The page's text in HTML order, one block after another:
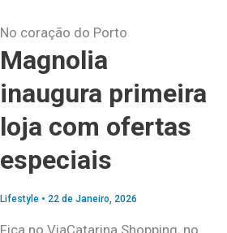
No coração do Porto
Magnolia
inaugura primeira
loja com ofertas
especiais
Lifestyle• 22 de Janeiro, 2026
Fica no ViaCatarina Shopping, no